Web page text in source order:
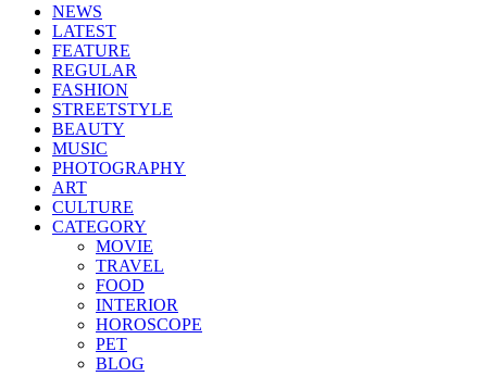
NEWS
LATEST
FEATURE
REGULAR
FASHION
STREETSTYLE
BEAUTY
MUSIC
PHOTOGRAPHY
ART
CULTURE
CATEGORY
MOVIE
TRAVEL
FOOD
INTERIOR
HOROSCOPE
PET
BLOG